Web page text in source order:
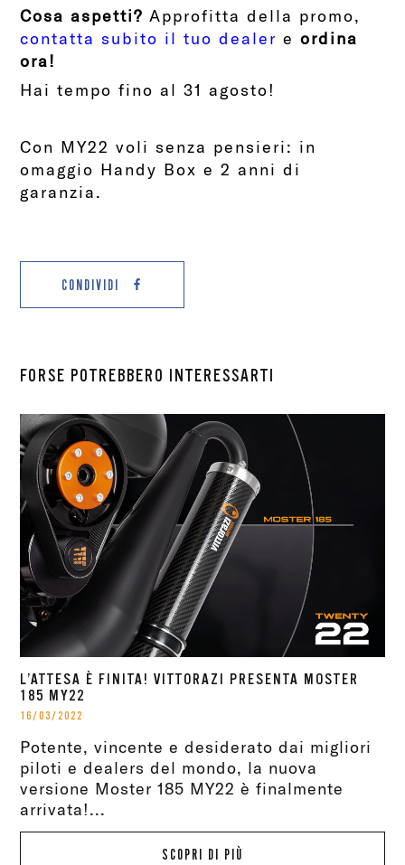
Cosa aspetti? Approfitta della promo,
contatta subito il tuo dealer eordina
ora!
Hai tempo fino al 31 agosto!
Con MY22 voli senza pensieri: in
omaggio Handy Box e 2 anni di
garanzia.
CONDIVIDI
FORSE POTREBBERO INTERESSARTI
L’ATTESA È FINITA! VITTORAZI PRESENTA MOSTER
185 MY22
16/03/2022
Potente, vincente e desiderato dai migliori
piloti e dealers del mondo, la nuova
versione Moster 185 MY22 è finalmente
arrivata!...
SCOPRI DI PIÙ